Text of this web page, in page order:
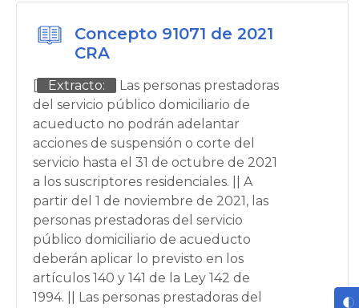
Concepto 91071 de 2021
CRA
[ Extracto:
Las personas prestadoras
del servicio público domiciliario de
acueducto no podrán adelantar
acciones de suspensión o corte del
servicio hasta el 31 de octubre de 2021
a los suscriptores residenciales. || A
partir del 1 de noviembre de 2021, las
personas prestadoras del servicio
público domiciliario de acueducto
deberán aplicar lo previsto en los
artículos 140 y 141 de la Ley 142 de
1994. || Las personas prestadoras del